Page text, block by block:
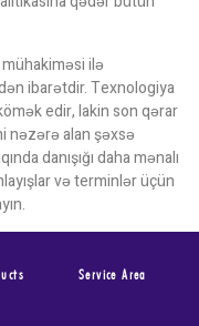
ilə
ibarətdir. Texnologiya
edir, lakin son qərar
nəzərə alan şəxsə
danışığı daha mənalı
və terminlər üçün
Service Area